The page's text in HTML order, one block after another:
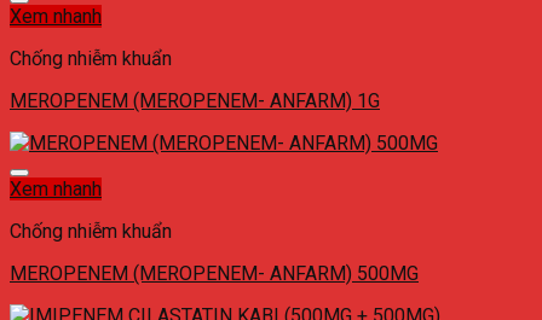
Xem nhanh
Chống nhiễm khuẩn
MEROPENEM (MEROPENEM- ANFARM) 1G
Xem nhanh
Chống nhiễm khuẩn
MEROPENEM (MEROPENEM- ANFARM) 500MG